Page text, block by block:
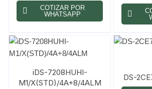
COTIZAR POR
WHATSAPP
iDS-7208HUHI-
M1/X(STD)/4A+8/4ALM
DS-